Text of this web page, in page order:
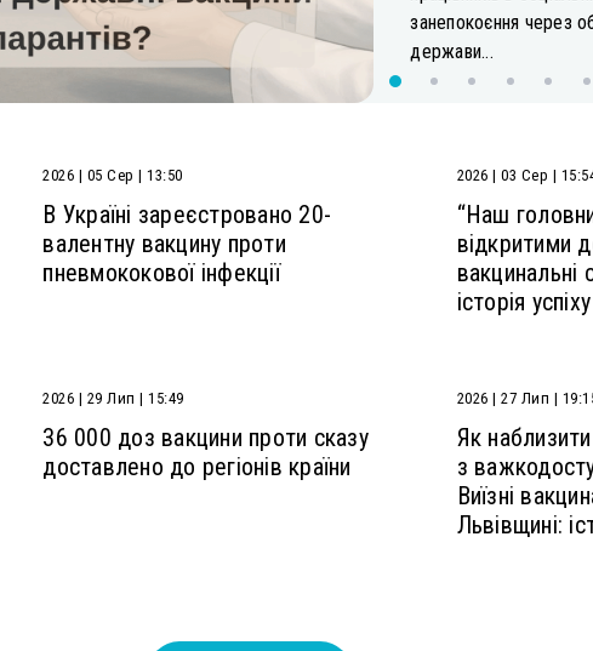
занепокоєння через
держави...
2026 | 05 Сер | 13:50
В Україні зареєстровано 20-
валентну вакцину проти
пневмококової інфекції
2026 | 03 Сер |
“Наш
відкритими
вакцинальні
історія успіху
2026 | 29 Лип | 15:49
36 000 доз вакцини проти сказу
доставлено до регіонів країни
2026 | 27 Лип |
Як
з
Виїзні
Львівщині: